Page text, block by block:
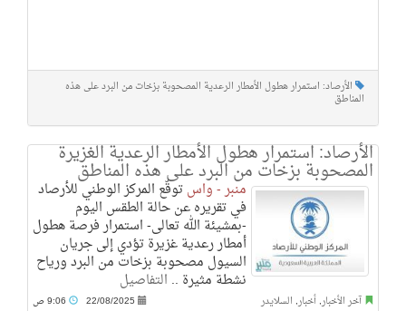
الأرصاد: استمرار هطول الأمطار الرعدية المصحوبة بزخات من البرد على هذه
المناطق
الأرصاد: استمرار هطول الأمطار الرعدية الغزيرة
المصحوبة بزخات من البرد على هذه المناطق
منبر - واستوقّع المركز الوطني للأرصاد
في تقريره عن حالة الطقس اليوم
-بمشيئة الله تعالى- استمرار فرصة هطول
أمطار رعدية غزيرة تؤدي إلى جريان
السيول مصحوبة بزخات من البرد ورياح
نشطة مثيرة .. التفاصيل
آخر الأخبار, أخبار, السلايدر 22/08/2025